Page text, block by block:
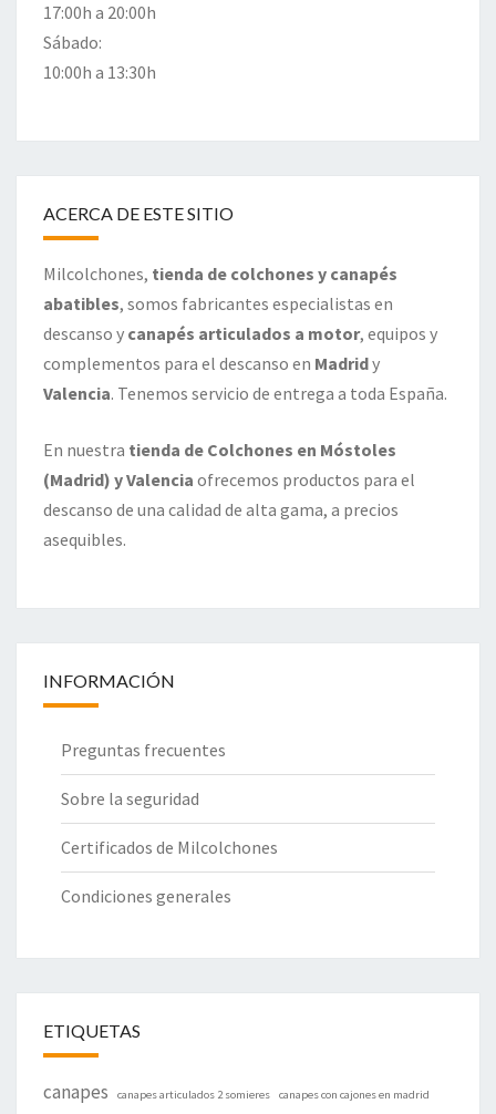
17:00h a 20:00h
Sábado:
10:00h a 13:30h
ACERCA DE ESTE SITIO
Milcolchones, tienda de colchones y canapés
abatibles, somos fabricantes especialistas en
descanso y canapés articulados a motor, equipos y
complementos para el descanso en Madridy
Valencia. Tenemos servicio de entrega a toda España.
En nuestra tienda de Colchones en Móstoles
(Madrid) y Valencia ofrecemos productos para el
descanso de una calidad de alta gama, a precios
asequibles.
INFORMACIÓN
Preguntas frecuentes
Sobre la seguridad
Certificados de Milcolchones
Condiciones generales
ETIQUETAS
canapes canapes articulados 2 somieres canapes con cajones en madrid